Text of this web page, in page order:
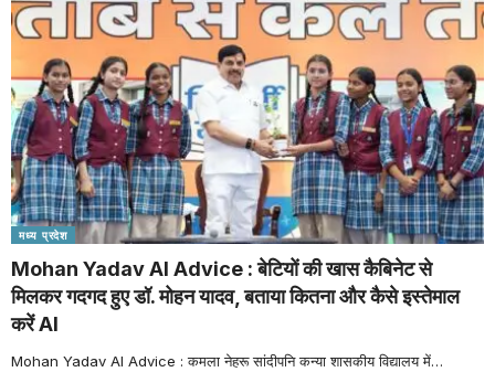
मध्य प्रदेश
Mohan Yadav AI Advice : बेटियों की खास कैबिनेट से
मिलकर गदगद हुए डॉ. मोहन यादव, बताया कितना और कैसे इस्तेमाल
करें AI
Mohan Yadav AI Advice : कमला नेहरू सांदीपनि कन्या शासकीय विद्यालय में…